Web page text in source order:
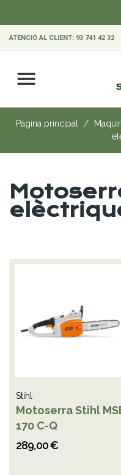
ATENCIÓ AL CLIENT: 93 741 42 32
Pàgina principal
Stihl
Motoserra Stihl
170 C-Q
289,00 €